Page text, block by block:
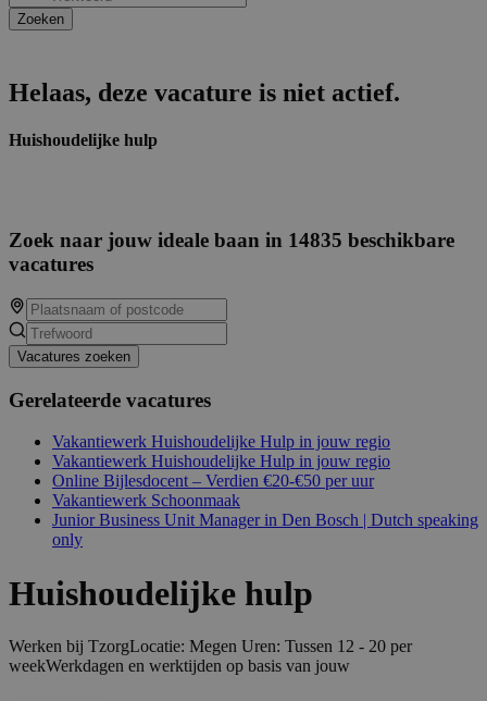
Helaas, deze vacature is niet actief.
Huishoudelijke hulp
Zoek naar jouw ideale baan in 14835 beschikbare
vacatures
Vacatures zoeken
Gerelateerde vacatures
Vakantiewerk Huishoudelijke Hulp in jouw regio
Vakantiewerk Huishoudelijke Hulp in jouw regio
Online Bijlesdocent – Verdien €20-€50 per uur
Vakantiewerk Schoonmaak
Junior Business Unit Manager in Den Bosch | Dutch speaking
only
Huishoudelijke hulp
Werken bij TzorgLocatie: Megen Uren: Tussen 12 - 20 per
weekWerkdagen en werktijden op basis van jouw